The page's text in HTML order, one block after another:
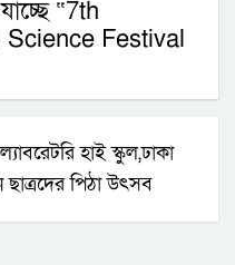
“7th
Festival
হাই স্কুল,ঢাকা
ছাত্রদের পিঠা উৎসব